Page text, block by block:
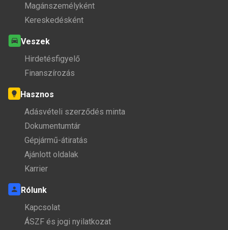
Magánszemélyként
Kereskedésként
Veszek
Hirdetésfigyelő
Finanszírozás
Hasznos
Adásvételi szerződés minta
Dokumentumtár
Gépjármű-átiratás
Ajánlott oldalak
Karrier
Rólunk
Kapcsolat
ÁSZF és jogi nyilatkozat